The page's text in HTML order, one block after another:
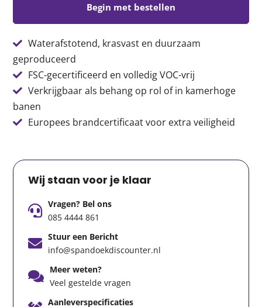
Begin met bestellen
Waterafstotend, krasvast en duurzaam
geproduceerd
FSC-gecertificeerd en volledig VOC-vrij
Verkrijgbaar als behang op rol of in kamerhoge
banen
Europees brandcertificaat voor extra veiligheid
Wij staan voor je klaar
Vragen? Bel ons
085 4444 861
Stuur een Bericht
info@spandoekdiscounter.nl
Meer weten?
Veel gestelde vragen
Aanleverspecificaties